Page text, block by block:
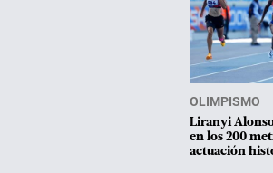
19
20
21
22
23
24
25
26
27
28
OLIMPISMO
Liranyi
en los 200
actuación